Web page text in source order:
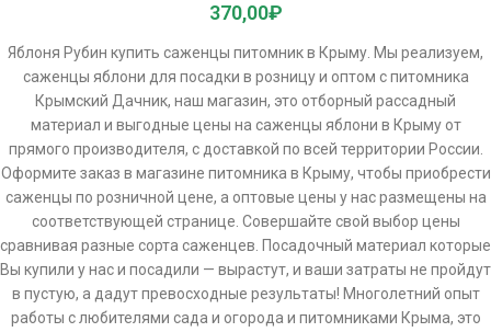
370,00₽
Яблоня Рубин купить саженцы питомник в Крыму. Мы реализуем,
саженцы яблони для посадки в розницу и оптом с питомника
Крымский Дачник, наш магазин, это отборный рассадный
материал и выгодные цены на саженцы яблони в Крыму от
прямого производителя, с доставкой по всей территории России.
Оформите заказ в магазине питомника в Крыму, чтобы приобрести
саженцы по розничной цене, а оптовые цены у нас размещены на
соответствующей странице. Совершайте свой выбор цены
сравнивая разные сорта саженцев. Посадочный материал которые
Вы купили у нас и посадили — вырастут, и ваши затраты не пройдут
в пустую, а дадут превосходные результаты! Многолетний опыт
работы с любителями сада и огорода и питомниками Крыма, это